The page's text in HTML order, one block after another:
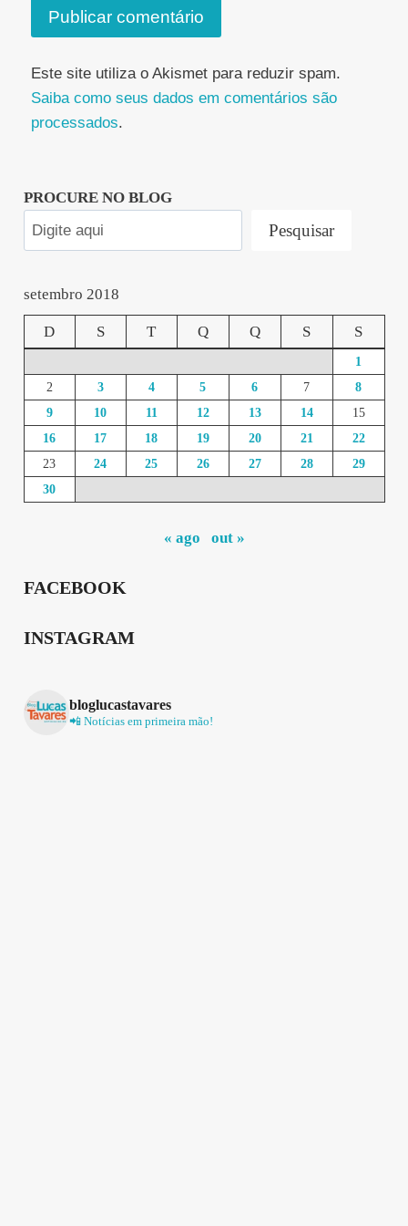
Este site utiliza o Akismet para reduzir spam.
Saiba como seus dados em comentários são
processados.
PROCURE NO BLOG
Pesquisar
setembro 2018
D S T Q Q S S
1
2
3 4 5 6 7
8
9
10 11 12 13 14
15
16
17 18 19 20 21
22
23
24 25 26 27 28
29
30
« ago out »
FACEBOOK
INSTAGRAM
bloglucastavares
📲 Notícias em primeira mão!